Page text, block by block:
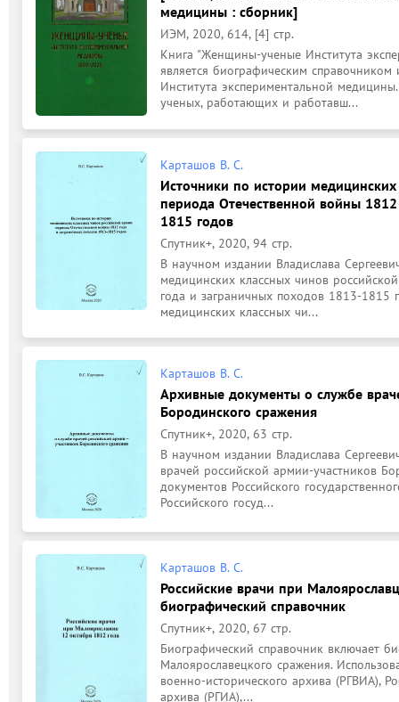
медицины : сборник]
ИЭМ, 2020, 614, [4] стр.
Книга "Женщины-ученые Института
является биографическим
Института экспериментальной
ученых, работающих и работавш...
Карташов В. С.
Источники по истории
периода Отечественной войны
1815 годов
Спутник+, 2020, 94 стр.
В научном издании Владислава
медицинских классных чинов
года и заграничных походов 1813-1815
медицинских классных чи...
Карташов В. С.
Архивные документы о службе
Бородинского сражения
Спутник+, 2020, 63 стр.
В научном издании Владислава
врачей российской армии-участников
документов Российского
Российского госуд...
Карташов В. С.
Российские врачи при
биографический справочник
Спутник+, 2020, 67 стр.
Биографический справочник включает
Малоярославецкого сражения.
военно-исторического архива (РГВИА),
архива (РГИА),...